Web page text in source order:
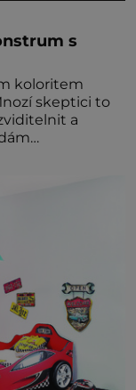
s
koloritem
skeptici to
a